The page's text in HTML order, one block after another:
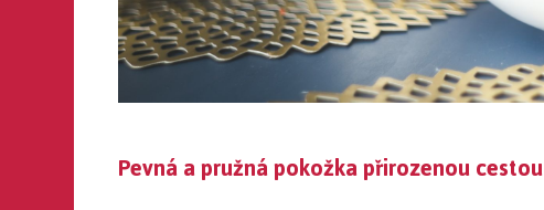
Pevná a pružná pokožka přirozenou cestou